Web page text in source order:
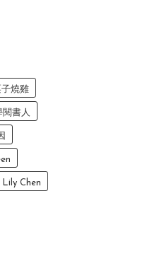
子燒雞
閱書人
Lily Chen